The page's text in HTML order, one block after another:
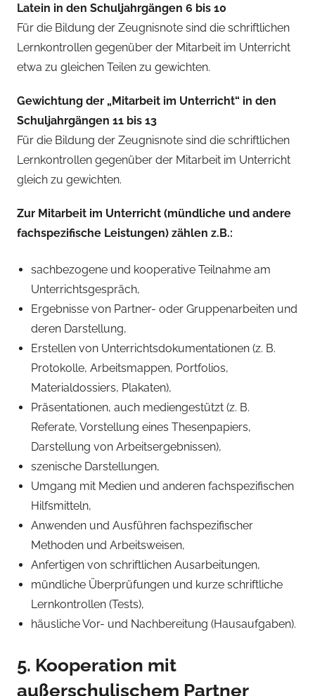
Latein in den Schuljahrgängen 6 bis 10
Für die Bildung der Zeugnisnote sind die schriftlichen
Lernkontrollen gegenüber der Mitarbeit im Unterricht
etwa zu gleichen Teilen zu gewichten.
Gewichtung der „Mitarbeit im Unterricht“ in den
Schuljahrgängen 11 bis 13
Für die Bildung der Zeugnisnote sind die schriftlichen
Lernkontrollen gegenüber der Mitarbeit im Unterricht
gleich zu gewichten.
Zur Mitarbeit im Unterricht (mündliche und andere
fachspezifische Leistungen) zählen z.B.:
sachbezogene und kooperative Teilnahme am
Unterrichtsgespräch,
Ergebnisse von Partner- oder Gruppenarbeiten und
deren Darstellung,
Erstellen von Unterrichtsdokumentationen (z. B.
Protokolle, Arbeitsmappen, Portfolios,
Materialdossiers, Plakaten),
Präsentationen, auch mediengestützt (z. B.
Referate, Vorstellung eines Thesenpapiers,
Darstellung von Arbeitsergebnissen),
szenische Darstellungen,
Umgang mit Medien und anderen fachspezifischen
Hilfsmitteln,
Anwenden und Ausführen fachspezifischer
Methoden und Arbeitsweisen,
Anfertigen von schriftlichen Ausarbeitungen,
mündliche Überprüfungen und kurze schriftliche
Lernkontrollen (Tests),
häusliche Vor- und Nachbereitung (Hausaufgaben).
5. Kooperation mit
außerschulischem Partner